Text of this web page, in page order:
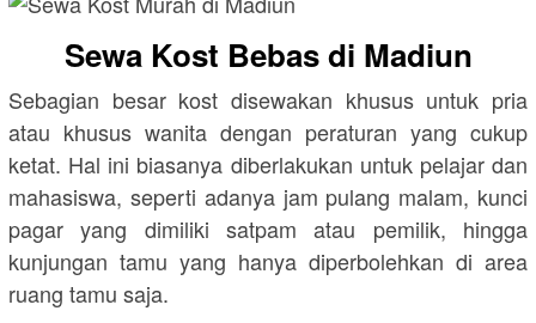
Sewa Kost Bebas di Madiun
Sebagian besar kost disewakan khusus untuk pria
atau khusus wanita dengan peraturan yang cukup
ketat. Hal ini biasanya diberlakukan untuk pelajar dan
mahasiswa, seperti adanya jam pulang malam, kunci
pagar yang dimiliki satpam atau pemilik, hingga
kunjungan tamu yang hanya diperbolehkan di area
ruang tamu saja.